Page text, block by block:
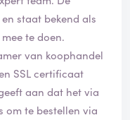
staat bekend als
te doen.
van koophandel
SSL certificaat
aan dat het via
om te bestellen via